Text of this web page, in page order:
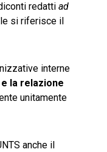
redatti ad
si riferisce il
interne
la relazione
unitamente
anche il